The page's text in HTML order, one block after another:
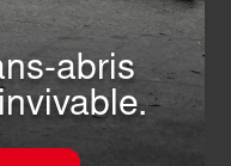
de l’Ordre
abris